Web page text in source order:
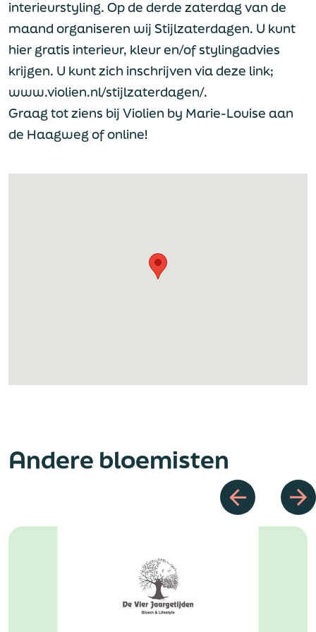
interieurstyling. Op de derde zaterdag van de
maand organiseren wij Stijlzaterdagen. U kunt
hier gratis interieur, kleur en/of stylingadvies
krijgen. U kunt zich inschrijven via deze link;
www.violien.nl/stijlzaterdagen/.
Graag tot ziens bij Violien by Marie-Louise aan
de Haagweg of online!
Andere bloemisten